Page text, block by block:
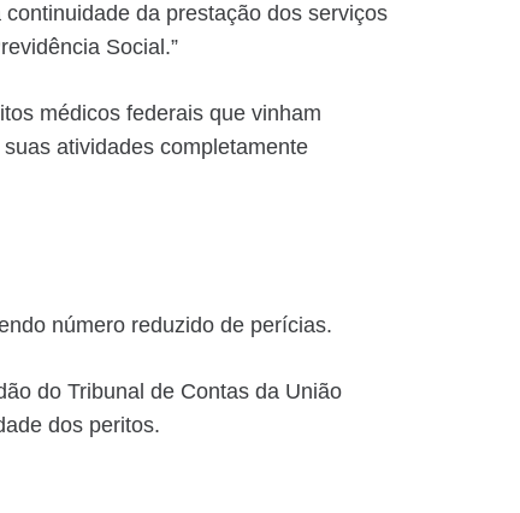
da prestação dos serviços
Social.”
médicos federais que vinham
atividades completamente
número reduzido de perícias.
do Tribunal de Contas da União
dos peritos.